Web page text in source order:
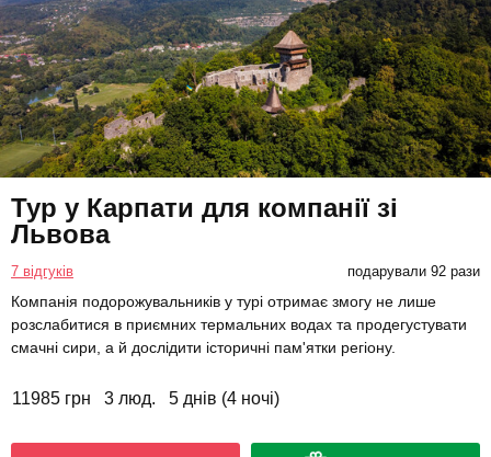
Тур у Карпати для компанії зі
Львова
7 відгуків подарували 92 рази
Компанія подорожувальників у турі отримає змогу не лише
розслабитися в приємних термальних водах та продегустувати
смачні сири, а й дослідити історичні пам'ятки регіону.
11985 грн 3 люд. 5 днів (4 ночі)